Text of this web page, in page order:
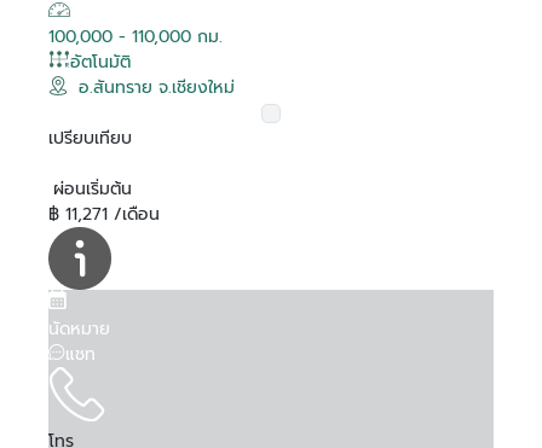
100,000 - 110,000 กม.
อัตโนมัติ
อ.สันทราย จ.เชียงใหม่
เปรียบเทียบ
ผ่อนเริ่มต้น
฿ 11,271 /เดือน
นัดหมาย
แชท
โทร